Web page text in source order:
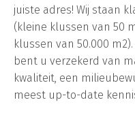
juiste adres! Wij staan
(kleine klussen van 50
klussen van 50.000
bent u verzekerd van
kwaliteit, een
meest up-to-date